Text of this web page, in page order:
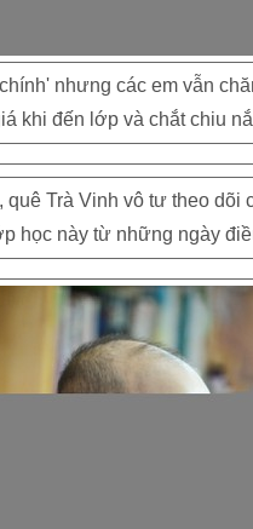
nhưng các em vẫn
khi đến lớp và chắt chiu
Trà Vinh vô tư theo dõi
học này từ những ngày